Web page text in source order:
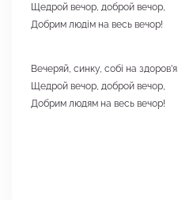
Щедрой вечор, доброй вечор,
Добрим людім на весь вечор!
Вечеряй, синку, собі на здоров’я,
Щедрой вечор, доброй вечор,
Добрим людям на весь вечор!